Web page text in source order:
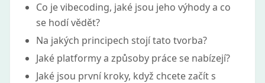
Co je vibecoding, jaké jsou jeho výhody a co
se hodí vědět?
Na jakých principech stojí tato tvorba?
Jaké platformy a způsoby práce se nabízejí?
Jaké jsou první kroky, když chcete začít s